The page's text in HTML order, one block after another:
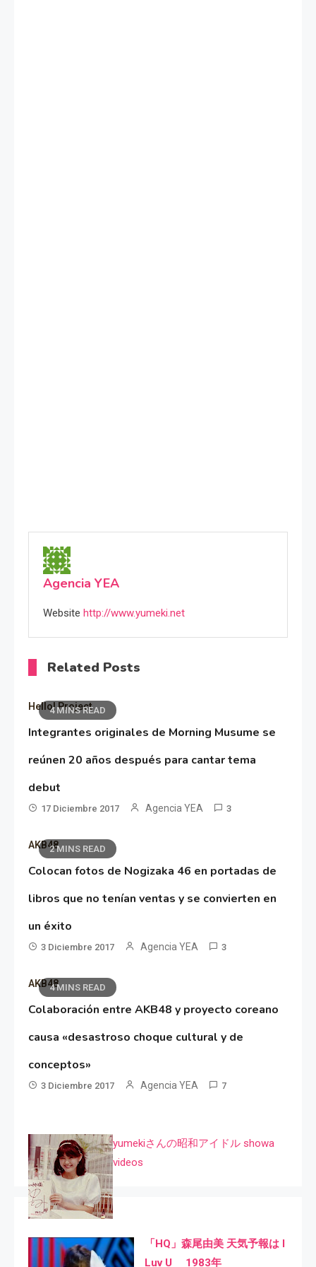
Agencia YEA
Website http://www.yumeki.net
Related Posts
4 MINS READ
Hello! Project
Integrantes originales de Morning Musume se
reúnen 20 años después para cantar tema
debut
17 Diciembre 2017 Agencia YEA 3
2 MINS READ
AKB48
Colocan fotos de Nogizaka 46 en portadas de
libros que no tenían ventas y se convierten en
un éxito
3 Diciembre 2017 Agencia YEA 3
4 MINS READ
AKB48
Colaboración entre AKB48 y proyecto coreano
causa «desastroso choque cultural y de
conceptos»
3 Diciembre 2017 Agencia YEA 7
yumekiさんの昭和アイドル showa
videos
「HQ」森尾由美 天気予報は I
Luv U 1983年